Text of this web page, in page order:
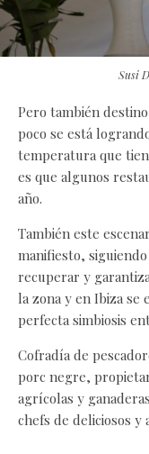
Susi
Pero también
poco se está
temperatura que
es que algunos
año.
También este
manifiesto,
recuperar y
la zona y en Ibiza se
perfecta simbiosis
Cofradía de
porc negre,
agrícolas y
chefs de deliciosos y